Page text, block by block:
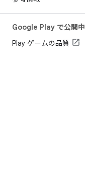
Google Play で公開中
Play ゲームの品質